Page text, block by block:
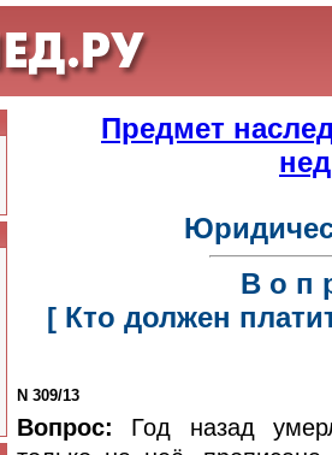
Предмет
В о п
[ Кто должен
N 309/13
Вопрос: Год назад